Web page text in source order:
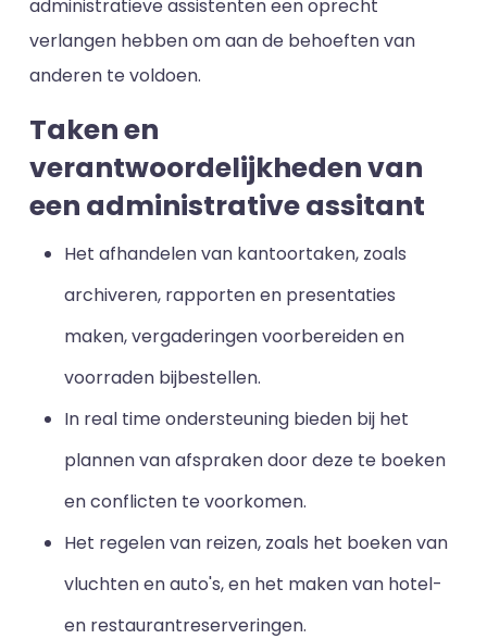
administratieve assistenten een oprecht
verlangen hebben om aan de behoeften van
anderen te voldoen.
Taken en
verantwoordelijkheden van
een administrative assitant
Het afhandelen van kantoortaken, zoals
archiveren, rapporten en presentaties
maken, vergaderingen voorbereiden en
voorraden bijbestellen.
In real time ondersteuning bieden bij het
plannen van afspraken door deze te boeken
en conflicten te voorkomen.
Het regelen van reizen, zoals het boeken van
vluchten en auto's, en het maken van hotel-
en restaurantreserveringen.